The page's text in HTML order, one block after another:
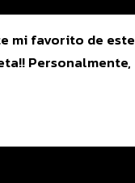
mi favorito de este
Personalmente,